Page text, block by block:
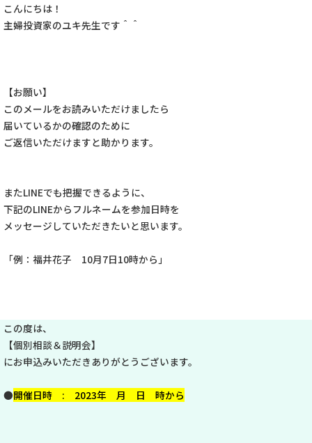
こんにちは！
主婦投資家のユキ先生です＾＾
【お願い】
このメールをお読みいただけましたら
届いているかの確認のために
ご返信いただけますと助かります。
またLINEでも把握できるように、
下記のLINEからフルネームを参加日時を
メッセージしていただきたいと思います。
「例：福井花子 10月7日10時から」
この度は、
【個別相談＆説明会】
にお申込みいただきありがとうございます。
●開催日時 : 2023年 月 日 時から